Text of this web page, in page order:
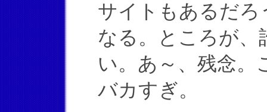
サイトもあるだ
なる。ところが、
い。あ～、残念。
バカすぎ。